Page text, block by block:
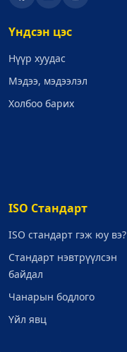
Үндсэн цэс
Нүүр хуудас
Мэдээ, мэдээлэл
Холбоо барих
ISO Стандарт
ISO стандарт гэж юу вэ?
Стандарт нэвтрүүлсэн
байдал
Чанарын бодлого
Үйл явц